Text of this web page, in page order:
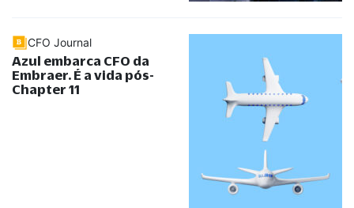
CFO Journal
Azul embarca CFO da
Embraer. É a vida pós-
Chapter 11